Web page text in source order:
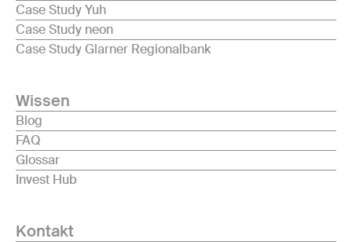
Case Study Yuh
Case Study neon
Case Study Glarner Regionalbank
Wissen
Blog
FAQ
Glossar
Invest Hub
Kontakt